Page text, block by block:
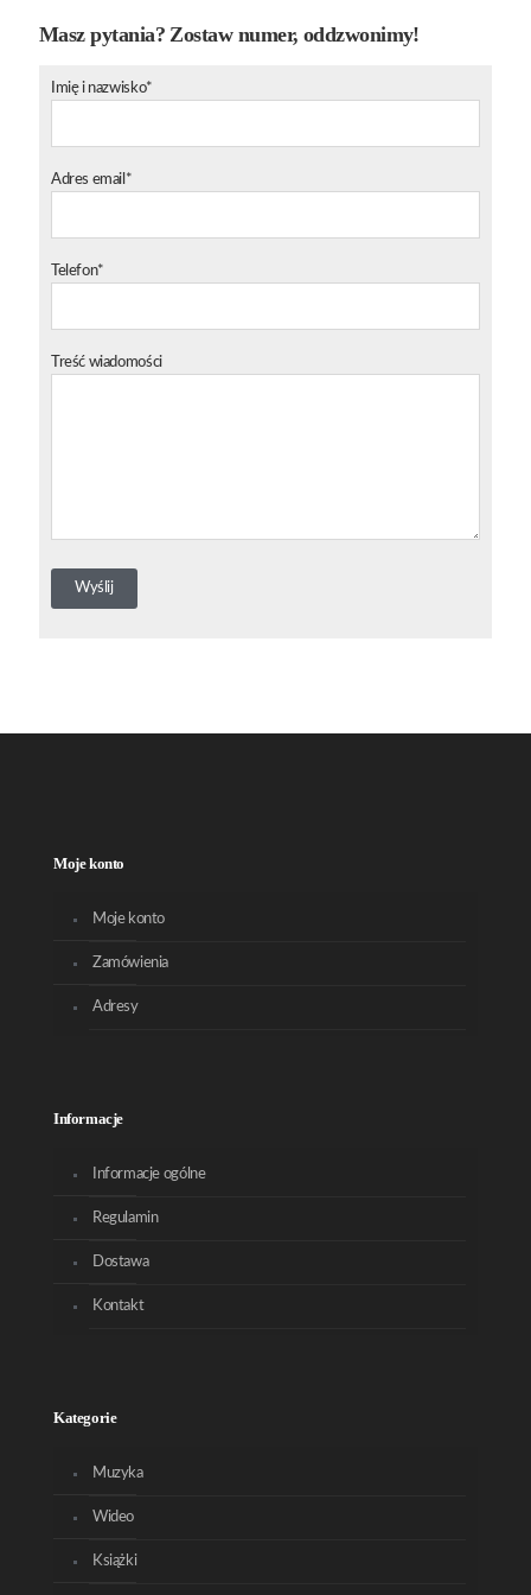
Masz pytania? Zostaw numer, oddzwonimy!
Imię i nazwisko*
Adres email*
Telefon*
Treść wiadomości
Moje konto
Moje konto
Zamówienia
Adresy
Informacje
Informacje ogólne
Regulamin
Dostawa
Kontakt
Kategorie
Muzyka
Wideo
Książki